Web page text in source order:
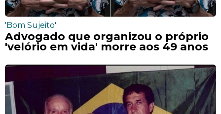
'Bom Sujeito'
Advogado que organizou o próprio
'velório em vida' morre aos 49 anos